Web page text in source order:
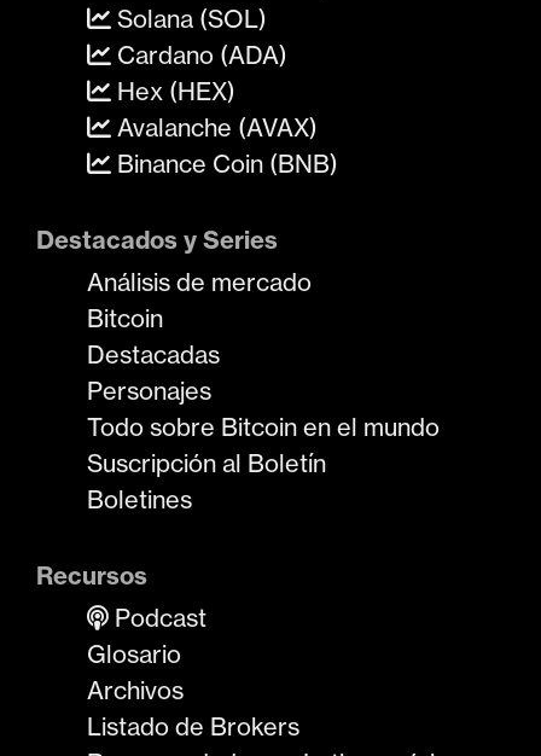
Solana (SOL)
Cardano (ADA)
Hex (HEX)
Avalanche (AVAX)
Binance Coin (BNB)
Destacados y Series
Análisis de mercado
Bitcoin
Destacadas
Personajes
Todo sobre Bitcoin en el mundo
Suscripción al Boletín
Boletines
Recursos
Podcast
Glosario
Archivos
Listado de Brokers